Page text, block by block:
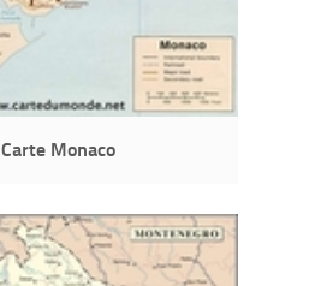
Carte Monaco